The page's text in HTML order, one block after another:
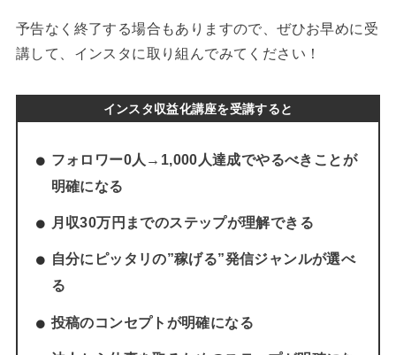
予告なく終了する場合もありますので、ぜひお早めに受
講して、インスタに取り組んでみてください！
インスタ収益化講座を受講すると
フォロワー0人→1,000人達成でやるべきことが
明確になる
月収30万円までのステップが理解できる
自分にピッタリの”稼げる”発信ジャンルが選べ
る
投稿のコンセプトが明確になる